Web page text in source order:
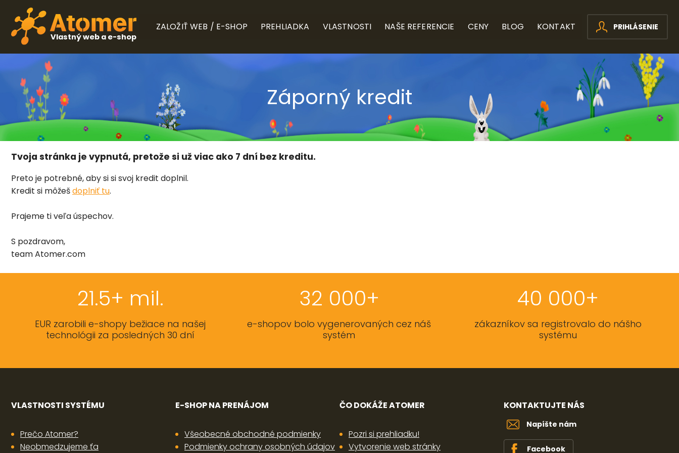
Vlastný web a e-shop
PRIHLÁSENIE
ZALOŽIŤ WEB / E-SHOP PREHLIADKA VLASTNOSTI NAŠE REFERENCIE CENY BLOG KONTAKT
Záporný kredit
Tvoja stránka je vypnutá, pretože si už viac ako 7 dní bez kreditu.
Preto je potrebné, aby si si svoj kredit doplnil.
Kredit si môžešdoplniť tu.
Prajeme ti veľa úspechov.
S pozdravom,
team Atomer.com
21.5+ mil.
EUR zarobili e-shopy bežiace na našej
technológii za posledných 30 dní
32 000+
e-shopov bolo vygenerovaných cez náš
systém
40 000+
zákazníkov sa registrovalo do nášho
systému
VLASTNOSTI SYSTÉMU
Prečo Atomer?
Neobmedzujeme ťa
E-SHOP NA PRENÁJOM
Všeobecné obchodné podmienky
Podmienky ochrany osobných údajov
ČO DOKÁŽE ATOMER
Pozri si prehliadku!
Vytvorenie web stránky
KONTAKTUJTE NÁS
Napíšte nám
Facebook